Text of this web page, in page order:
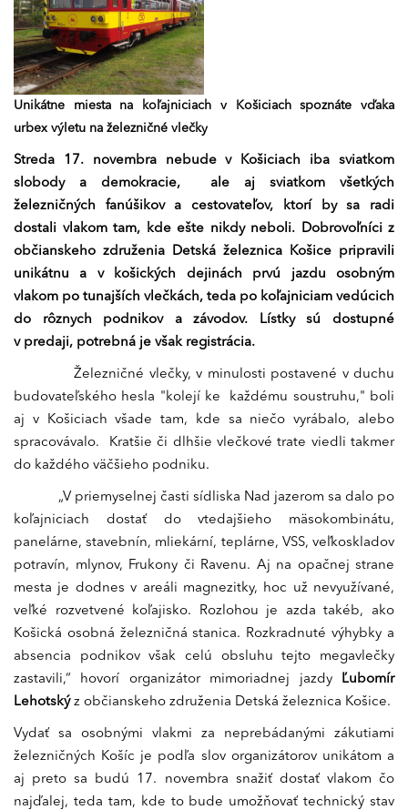
Unikátne miesta na koľajniciach v Košiciach spoznáte vďaka
urbex výletu na železničné vlečky
Streda 17. novembra nebude v Košiciach iba sviatkom
slobody a demokracie, ale aj sviatkom všetkých
železničných fanúšikov a cestovateľov, ktorí by sa radi
dostali vlakom tam, kde ešte nikdy neboli. Dobrovoľníci z
občianskeho združenia Detská železnica Košice pripravili
unikátnu a v košických dejinách prvú jazdu osobným
vlakom po tunajších vlečkách, teda po koľajniciam vedúcich
do rôznych podnikov a závodov. Lístky sú dostupné
v predaji, potrebná je však registrácia.
Železničné vlečky, v minulosti postavené v duchu
budovateľského hesla "kolejí ke každému soustruhu," boli
aj v Košiciach všade tam, kde sa niečo vyrábalo, alebo
spracovávalo. Kratšie či dlhšie vlečkové trate viedli takmer
do každého väčšieho podniku.
„V priemyselnej časti sídliska Nad jazerom sa dalo po
koľajniciach dostať do vtedajšieho mäsokombinátu,
panelárne, stavebnín, mliekární, teplárne, VSS, veľkoskladov
potravín, mlynov, Frukony či Ravenu. Aj na opačnej strane
mesta je dodnes v areáli magnezitky, hoc už nevyužívané,
veľké rozvetvené koľajisko. Rozlohou je azda takéb, ako
Košická osobná železničná stanica. Rozkradnuté výhybky a
absencia podnikov však celú obsluhu tejto megavlečky
zastavili,“ hovorí organizátor mimoriadnej jazdy
Ľubomír
Lehotskýz občianskeho združenia Detská železnica Košice.
Vydať sa osobnými vlakmi za neprebádanými zákutiami
železničných Košíc je podľa slov organizátorov unikátom a
aj preto sa budú 17. novembra snažiť dostať vlakom čo
najďalej, teda tam, kde to bude umožňovať technický stav